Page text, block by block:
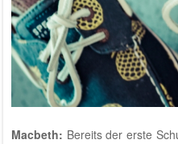
Macbeth: Bereits der erste